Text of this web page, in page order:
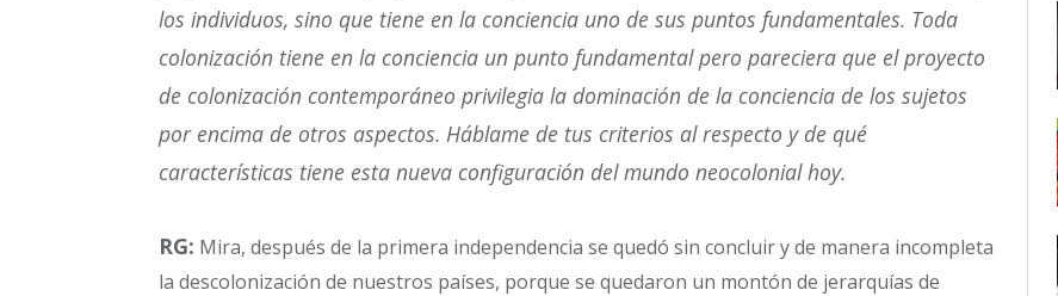
los individuos, sino que tiene en la conciencia uno de sus puntos fundamentales. Toda
colonización tiene en la conciencia un punto fundamental pero pareciera que el proyecto
de colonización contemporáneo privilegia la dominación de la conciencia de los sujetos
por encima de otros aspectos. Háblame de tus criterios al respecto y de qué
características tiene esta nueva configuración del mundo neocolonial hoy.
RG: Mira, después de la primera independencia se quedó sin concluir y de manera incompleta
la descolonización de nuestros países, porque se quedaron un montón de jerarquías de